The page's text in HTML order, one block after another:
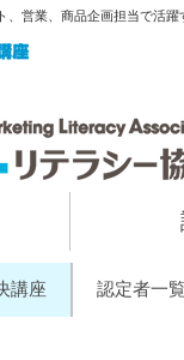
、営業、商品企画担当で活
講座 認定者一覧